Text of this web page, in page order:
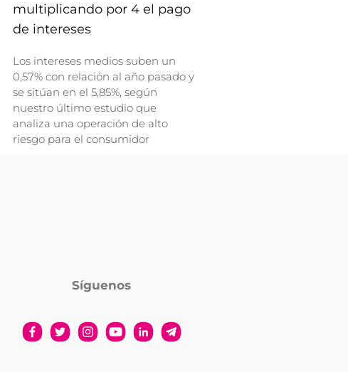
multiplicando por 4 el pago
de intereses
Los intereses medios suben un
0,57% con relación al año pasado y
se sitúan en el 5,85%, según
nuestro último estudio que
analiza una operación de alto
riesgo para el consumidor
Síguenos